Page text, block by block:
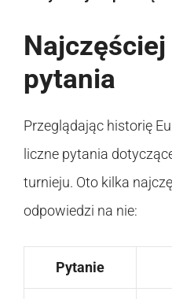
pytania
Przeglądając historię
liczne pytania
turnieju. Oto kilka
odpowiedzi na nie:
Pytanie